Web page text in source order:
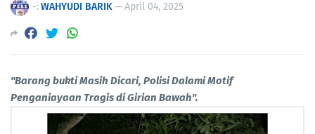
-:WAHYUDI BARIK—April 04, 2025
"Barang bukti Masih Dicari, Polisi Dalami Motif
Penganiayaan Tragis di Girian Bawah".